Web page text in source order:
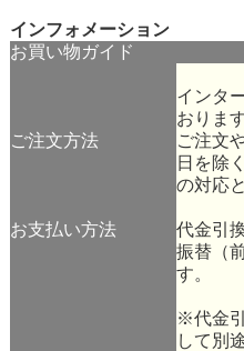
インフォメーション
お買い物ガイド
ご注文方法
インタ
おります
ご注文
日を除
の対応
お支払い方法
代金引
振替（
す。
※代金
して別